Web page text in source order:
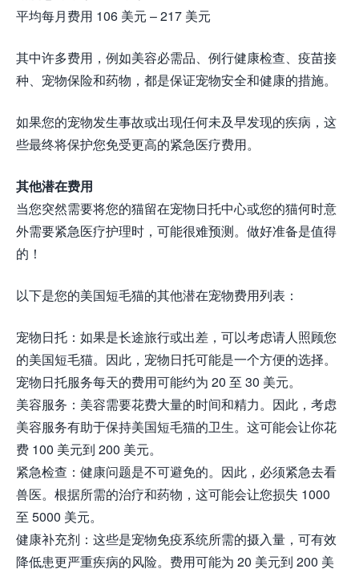
平均每月费用 106 美元 – 217 美元
其中许多费用，例如美容必需品、例行健康检查、疫苗接
种、宠物保险和药物，都是保证宠物安全和健康的措施。
如果您的宠物发生事故或出现任何未及早发现的疾病，这
些最终将保护您免受更高的紧急医疗费用。
其他潜在费用
当您突然需要将您的猫留在宠物日托中心或您的猫何时意
外需要紧急医疗护理时，可能很难预测。做好准备是值得
的！
以下是您的美国短毛猫的其他潜在宠物费用列表：
宠物日托：如果是长途旅行或出差，可以考虑请人照顾您
的美国短毛猫。因此，宠物日托可能是一个方便的选择。
宠物日托服务每天的费用可能约为 20 至 30 美元。
美容服务：美容需要花费大量的时间和精力。因此，考虑
美容服务有助于保持美国短毛猫的卫生。这可能会让你花
费 100 美元到 200 美元。
紧急检查：健康问题是不可避免的。因此，必须紧急去看
兽医。根据所需的治疗和药物，这可能会让您损失 1000
至 5000 美元。
健康补充剂：这些是宠物免疫系统所需的摄入量，可有效
降低患更严重疾病的风险。费用可能为 20 美元到 200 美